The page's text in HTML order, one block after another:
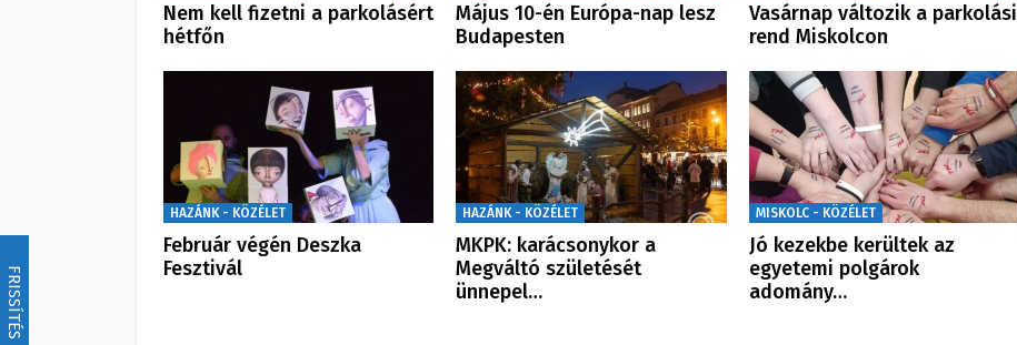
FRISSÍTÉS
Nem kell fizetni a parkolásért
hétfőn
Május 10-én Európa-nap lesz
Budapesten
Vasárnap változik a parkolási
rend Miskolcon
HAZÁNK - KÖZÉLET
Február végén Deszka
Fesztivál
HAZÁNK - KÖZÉLET
MKPK: karácsonykor a
Megváltó születését
ünnepel…
MISKOLC - KÖZÉLET
Jó kezekbe kerültek az
egyetemi polgárok
adomány…